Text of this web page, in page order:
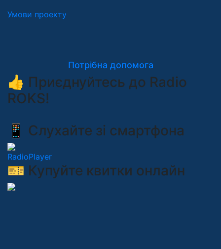
Умови проекту
Потрібна допомога
👍 Приєднуйтесь до Radio
ROKS!
📱 Слухайте зі смартфона
RadioPlayer
🎫 Купуйте квитки онлайн